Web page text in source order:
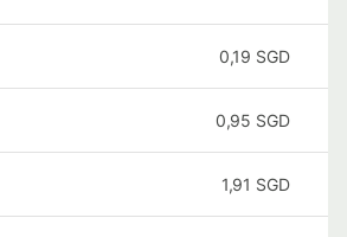
0,19 SGD
0,95 SGD
1,91 SGD